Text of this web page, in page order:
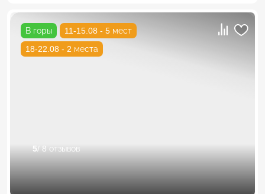
В горы
11-15.08 - 5 мест
18-22.08 - 2 места
5/ 8 отзывов